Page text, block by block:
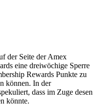
der Seite der Amex
eine dreiwöchige Sperre
Rewards Punkte zu
können. In der
dass im Zuge desen
könnte.